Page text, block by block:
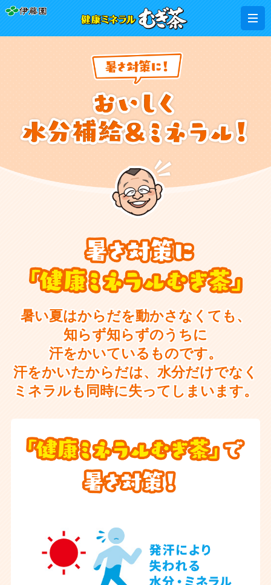
暑い夏はからだを動かさなくても、
知らず知らずのうちに
汗をかいているものです。
汗をかいたからだは、水分だけでなく
ミネラルも同時に失ってしまいます。